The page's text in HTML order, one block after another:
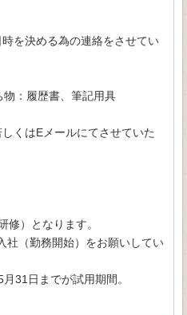
を決める為の連絡をさせてい
：履歴書、筆記用具
くはEメールにてさせていた
修）となります。
（勤務開始）をお願いしてい
31日までが試用期間。